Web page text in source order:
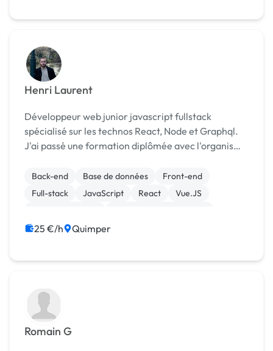
Henri Laurent
Développeur web junior javascript fullstack
spécialisé sur les technos React, Node et Graphql.
J'ai passé une formation diplômée avec l'organisme
développeur web et web mobile de niveau bac +2.
En dehor...
Back-end Base de données
Front-end
Full-stack
JavaScript React
Vue.JS
Experience utilisateur
25 €/h Quimper
Romain G